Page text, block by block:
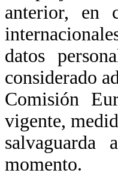
anterior, en
datos
considerado
Comisión
vigente,
salvaguarda
momento.